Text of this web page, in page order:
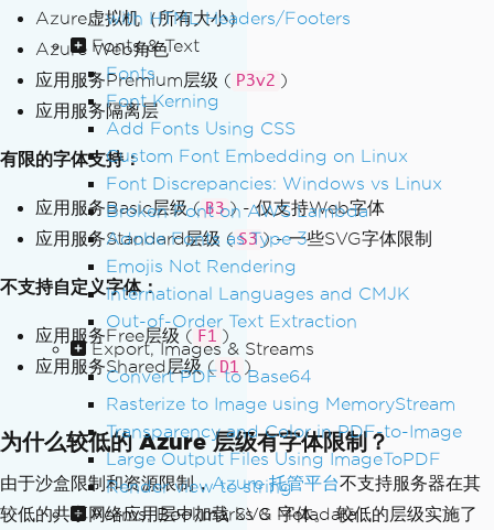
with HTML Headers/Footers
Fonts & Text
Fonts
Font Kerning
Add Fonts Using CSS
Custom Font Embedding on Linux
Font Discrepancies: Windows vs Linux
Broken Font on AWS Lambda
Adobe Fonts as Type 3
Emojis Not Rendering
International Languages and CMJK
Out-of-Order Text Extraction
Export, Images & Streams
Convert PDF to Base64
Rasterize to Image using MemoryStream
Transparency and Color in PDF-to-Image
Large Output Files Using ImageToPDF
Render view to string
Forms, Bookmarks & Metadata
Azure虚拟机（所有大小）
Azure Web角色
应用服务Premium层级 ( P3v2 )
应用服务隔离层
有限的字体支持：
应用服务Basic层级 ( B3 ) - 仅支持Web字体
应用服务Standard层级 ( S3 ) - 一些SVG字体限制
不支持自定义字体：
应用服务Free层级 ( F1 )
应用服务Shared层级 ( D1 )
为什么较低的 Azure 层级有字体限制？
由于沙盒限制和资源限制，Azure 托管平台不支持服务器在其
较低的共享网络应用层中加载 SVG 字体。 较低的层级实施了